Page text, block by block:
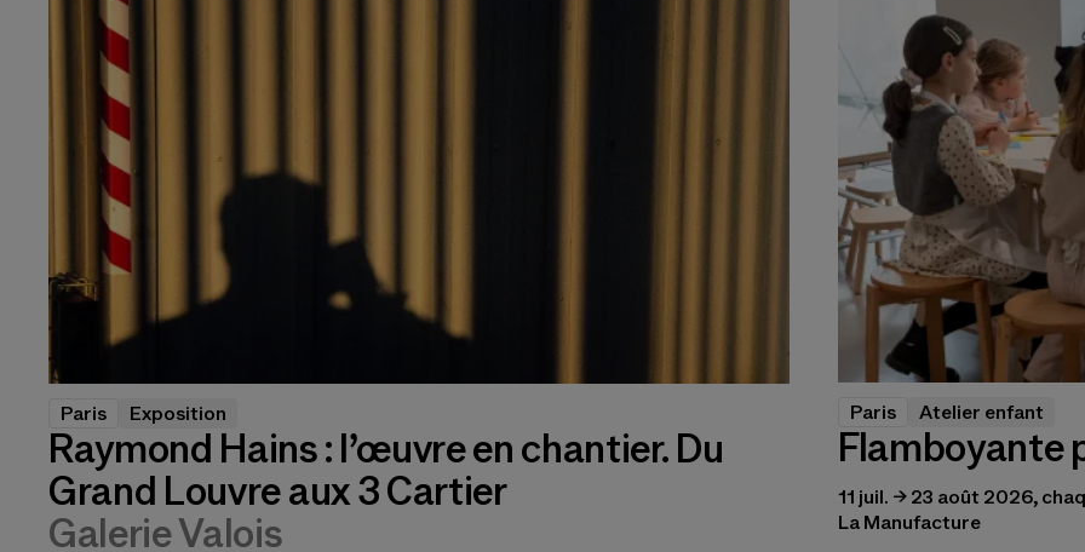
Paris Exposition
Raymond Hains : l’œuvre en chantier. Du
Grand Louvre aux 3 Cartier
Galerie Valois
Paris Atelier enfant
Flamboyante
11 juil. → 23 août 2026,
La Manufacture